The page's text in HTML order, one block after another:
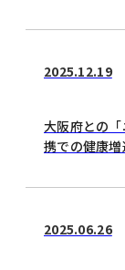
2025.12.19
大阪府との
携での健康
2025.06.26